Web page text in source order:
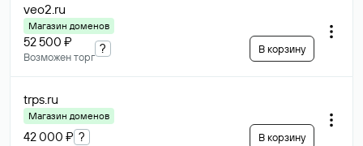
veo2.ru
Магазин доменов
52 500 ₽
Возможен торг
? В корзину
trps.ru
Магазин доменов
42 000 ₽ ? В корзину